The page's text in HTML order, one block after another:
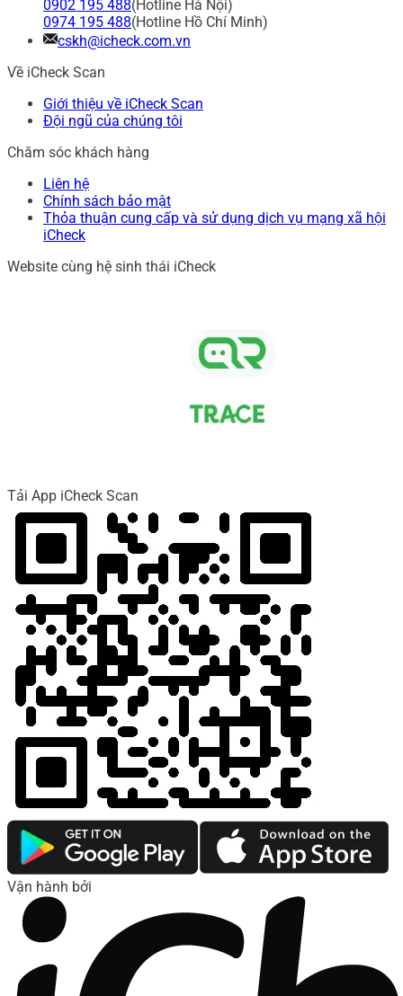
0902 195 488(Hotline Hà Nội)
0974 195 488(Hotline Hồ Chí Minh)
cskh@icheck.com.vn
Về iCheck Scan
Giới thiệu về iCheck Scan
Đội ngũ của chúng tôi
Chăm sóc khách hàng
Liên hệ
Chính sách bảo mật
Thỏa thuận cung cấp và sử dụng dịch vụ mạng xã hội
iCheck
Website cùng hệ sinh thái iCheck
Tải App iCheck Scan
Vận hành bởi